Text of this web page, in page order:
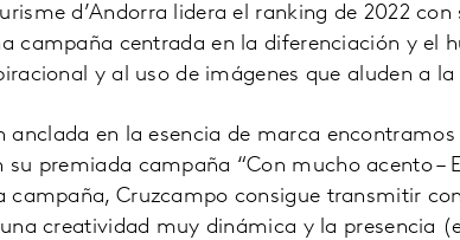
d’Andorra lidera el ranking de 2022 con
campaña centrada en la diferenciación y el
y al uso de imágenes que aluden a
anclada en la esencia de marca
premiada campaña “Con mucho acento –
campaña, Cruzcampo consigue transmitir
creatividad muy dinámica y la presencia